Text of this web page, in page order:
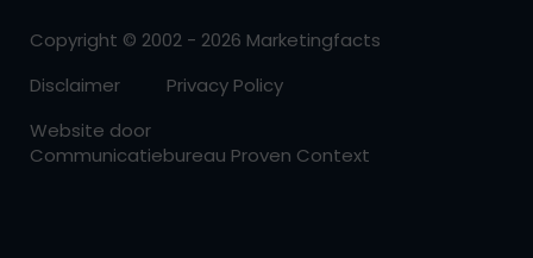
Copyright © 2002 - 2026 Marketingfacts
Disclaimer
Privacy Policy
Website door
Communicatiebureau Proven Context